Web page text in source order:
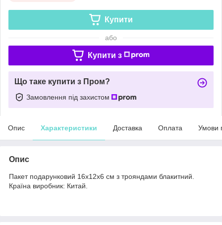
Купити
або
Купити з
Що таке купити з Пром?
Замовлення під захистом
Опис Характеристики Доставка Оплата Умови
Опис
Пакет подарунковий 16х12х6 см з трояндами блакитний.
Країна виробник: Китай.